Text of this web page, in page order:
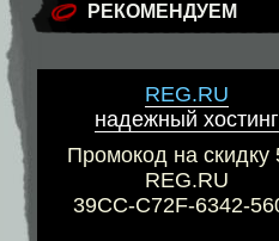
РЕКОМЕНДУЕМ
REG.RU
надежный хостинг
Промокод на скидку
REG.RU
39CC-C72F-6342-